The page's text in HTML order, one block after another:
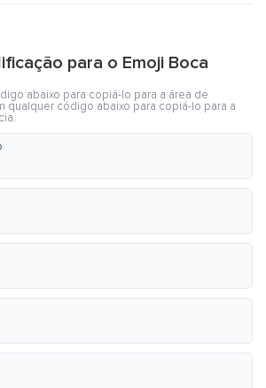
para o Emoji Boca
abaixo para copiá-lo para a área de
qualquer código abaixo para copiá-lo para a